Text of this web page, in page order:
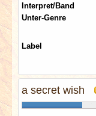
Interpret/Band
Unter-Genre
Label
a secret wish